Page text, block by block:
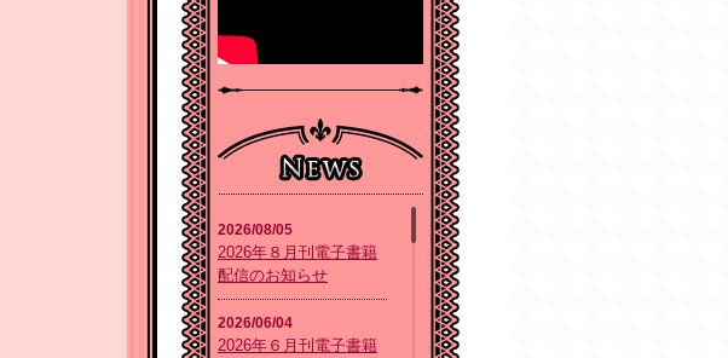
2026/08/05
2026年８月刊電子書籍
配信のお知らせ
2026/06/04
2026年６月刊電子書籍